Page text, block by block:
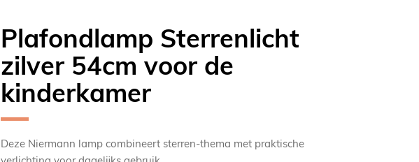
Plafondlamp Sterrenlicht
zilver 54cm voor de
kinderkamer
Deze Niermann lamp combineert sterren-thema met praktische